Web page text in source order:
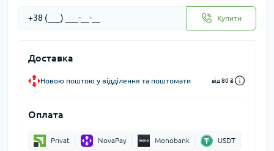
Купити
Доставка
Новою поштою у відділення та поштомати від 80 ₴
Оплата
Privat NovaPay Monobank USDT